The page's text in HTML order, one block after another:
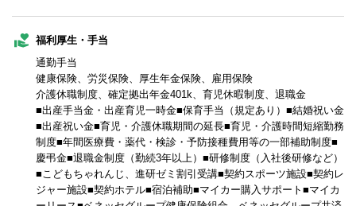
福利厚生・手当
通勤手当
健康保険、労災保険、厚生年金保険、雇用保険
介護休職制度、確定拠出年金401k、育児休暇制度、退職金
■出産手当金・出産育児一時金■保育手当（規定あり）■結婚祝い金
■出産祝い金■育児・介護休職期間の延長■育児・介護時間短縮勤務
制度■年間医療費・薬代・検診・予防接種費用等の一部補助制度■
慶弔金■退職金制度（勤続3年以上）■研修制度（入社後研修など）
■こどもちゃれんじ、進研ゼミ割引受講■契約スポーツ施設■契約レ
ジャー施設■契約ホテル■宿泊補助■マイカー購入サポート■マイカ